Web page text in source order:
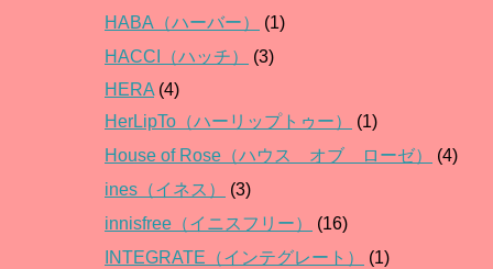
HABA（ハーバー）
(1)
HACCI（ハッチ）
(3)
HERA(4)
HerLipTo（ハーリップトゥー）
(1)
House of Rose（ハウス オブ ローゼ）
(4)
ines（イネス）
(3)
innisfree（イニスフリー）
(16)
INTEGRATE（インテグレート）
(1)